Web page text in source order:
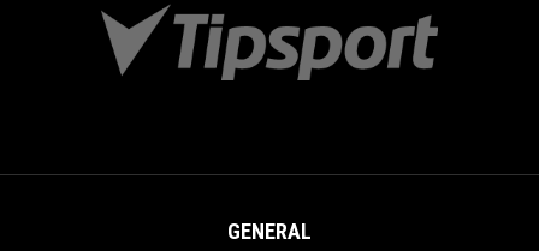
HODNOTIA
ZÁPAS
GENERAL